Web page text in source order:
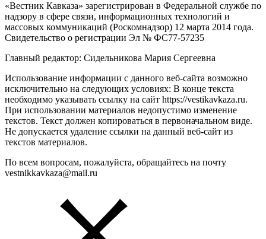
«Вестник Кавказа» зарегистрирован в Федеральной службе по
надзору в сфере связи, информационных технологий и
массовых коммуникаций (Роскомнадзор) 12 марта 2014 года.
Свидетельство о регистрации Эл № ФС77-57235
Главный редактор: Сидельникова Мария Сергеевна
Использование информации с данного веб-сайта возможно
исключительно на следующих условиях: В конце текста
необходимо указывать ссылку на сайт https://vestikavkaza.ru.
При использовании материалов недопустимо изменение
текстов. Текст должен копироваться в первоначальном виде.
Не допускается удаление ссылки на данный веб-сайт из
текстов материалов.
По всем вопросам, пожалуйста, обращайтесь на почту
vestnikkavkaza@mail.ru